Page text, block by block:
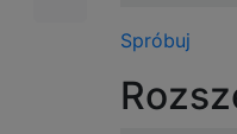
Spróbuj